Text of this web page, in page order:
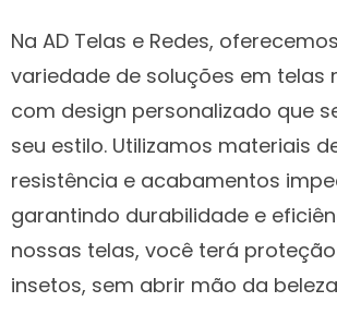
Na AD Telas e Redes,
variedade de soluções em telas
com design personalizado que
seu estilo. Utilizamos materiais
resistência e acabamentos
garantindo durabilidade e
nossas telas, você terá
insetos, sem abrir mão da